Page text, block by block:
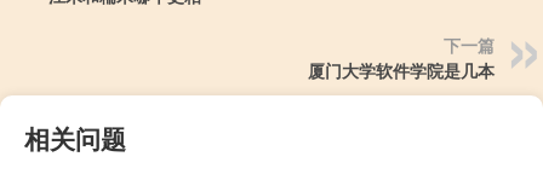
下一篇
厦门大学软件学院是几本
相关问题